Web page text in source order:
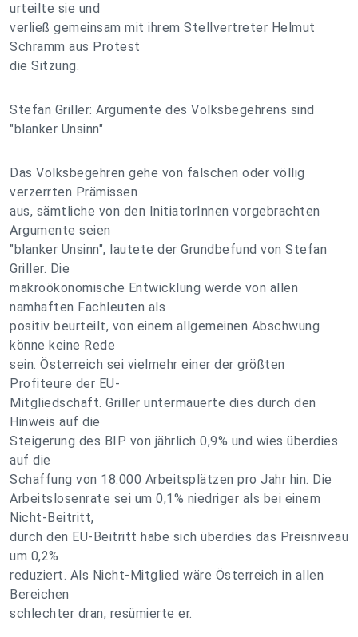
urteilte sie und
verließ gemeinsam mit ihrem Stellvertreter Helmut
Schramm aus Protest
die Sitzung.
Stefan Griller: Argumente des Volksbegehrens sind
"blanker Unsinn"
Das Volksbegehren gehe von falschen oder völlig
verzerrten Prämissen
aus, sämtliche von den InitiatorInnen vorgebrachten
Argumente seien
"blanker Unsinn", lautete der Grundbefund von Stefan
Griller. Die
makroökonomische Entwicklung werde von allen
namhaften Fachleuten als
positiv beurteilt, von einem allgemeinen Abschwung
könne keine Rede
sein. Österreich sei vielmehr einer der größten
Profiteure der EU-
Mitgliedschaft. Griller untermauerte dies durch den
Hinweis auf die
Steigerung des BIP von jährlich 0,9% und wies überdies
auf die
Schaffung von 18.000 Arbeitsplätzen pro Jahr hin. Die
Arbeitslosenrate sei um 0,1% niedriger als bei einem
Nicht-Beitritt,
durch den EU-Beitritt habe sich überdies das Preisniveau
um 0,2%
reduziert. Als Nicht-Mitglied wäre Österreich in allen
Bereichen
schlechter dran, resümierte er.